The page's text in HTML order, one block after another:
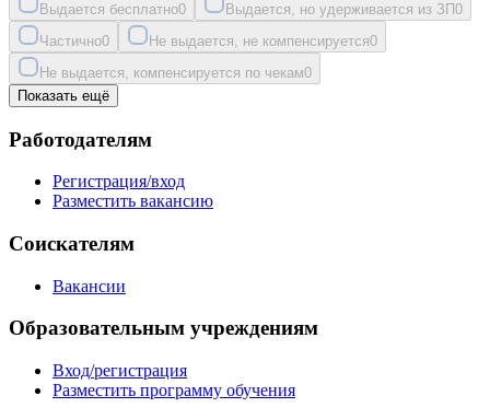
Выдается бесплатно0 Выдается, но удерживается из ЗП0
Частично0 Не выдается, не компенсируется0
Не выдается, компенсируется по чекам0
Показать ещё
Работодателям
Регистрация/вход
Разместить вакансию
Соискателям
Вакансии
Образовательным учреждениям
Вход/регистрация
Разместить программу обучения